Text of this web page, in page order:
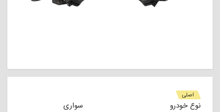
اصلی
نوع خودرو
سواری